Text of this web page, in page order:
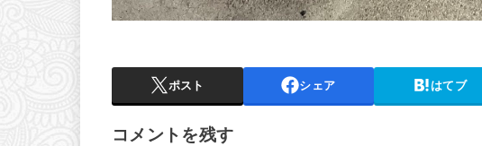
ポスト シェア はてブ
コメントを残す